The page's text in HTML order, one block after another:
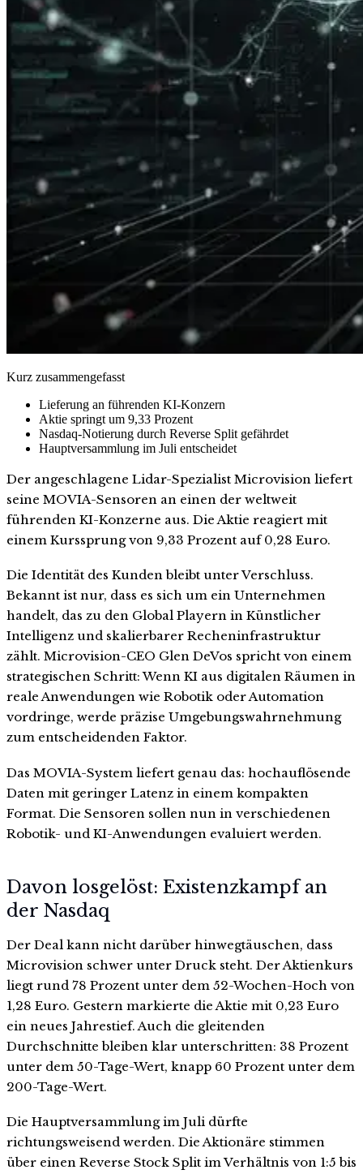
Kurz zusammengefasst
Lieferung an führenden KI-Konzern
Aktie springt um 9,33 Prozent
Nasdaq-Notierung durch Reverse Split gefährdet
Hauptversammlung im Juli entscheidet
Der angeschlagene Lidar-Spezialist Microvision liefert
seine MOVIA-Sensoren an einen der weltweit
führenden KI-Konzerne aus. Die Aktie reagiert mit
einem Kurssprung von 9,33 Prozent auf 0,28 Euro.
Die Identität des Kunden bleibt unter Verschluss.
Bekannt ist nur, dass es sich um ein Unternehmen
handelt, das zu den Global Playern in Künstlicher
Intelligenz und skalierbarer Recheninfrastruktur
zählt. Microvision-CEO Glen DeVos spricht von einem
strategischen Schritt: Wenn KI aus digitalen Räumen in
reale Anwendungen wie Robotik oder Automation
vordringe, werde präzise Umgebungswahrnehmung
zum entscheidenden Faktor.
Das MOVIA-System liefert genau das: hochauflösende
Daten mit geringer Latenz in einem kompakten
Format. Die Sensoren sollen nun in verschiedenen
Robotik- und KI-Anwendungen evaluiert werden.
Davon losgelöst: Existenzkampf an
der Nasdaq
Der Deal kann nicht darüber hinwegtäuschen, dass
Microvision schwer unter Druck steht. Der Aktienkurs
liegt rund 78 Prozent unter dem 52-Wochen-Hoch von
1,28 Euro. Gestern markierte die Aktie mit 0,23 Euro
ein neues Jahrestief. Auch die gleitenden
Durchschnitte bleiben klar unterschritten: 38 Prozent
unter dem 50-Tage-Wert, knapp 60 Prozent unter dem
200-Tage-Wert.
Die Hauptversammlung im Juli dürfte
richtungsweisend werden. Die Aktionäre stimmen
über einen Reverse Stock Split im Verhältnis von 1:5 bis